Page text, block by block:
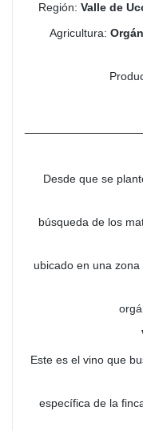
Región: Valle de
Agricultura:
Desde que se
búsqueda de los
ubicado en una
Este es el vino que
específica de la